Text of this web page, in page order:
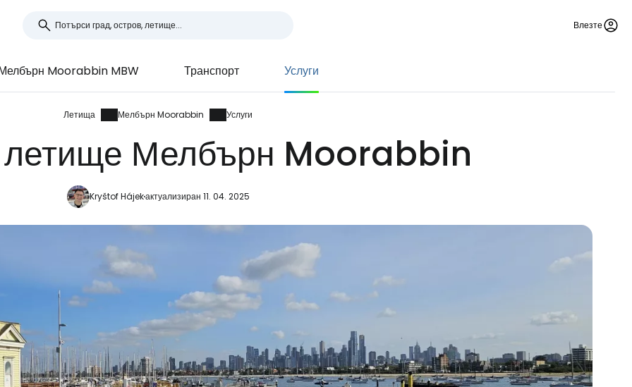
Влезте
Moorabbin MBW Транспорт Услуги
Летища Мелбърн Moorabbin Услуги
летище Мелбърн Moorabbin
Kryštof Hájekактуализиран 11. 04. 2025